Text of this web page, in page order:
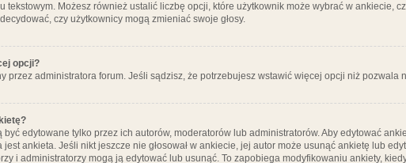
tekstowym. Możesz również ustalić liczbę opcji, które użytkownik może wybrać w ankiecie,
czy użytkownicy mogą zmieniać swoje głosy.
opcji?
przez administratora forum. Jeśli sądzisz, że potrzebujesz wstawić więcej opcji niż pozwala
być edytowane tylko przez ich autorów, moderatorów lub administratorów. Aby edytować
ankieta. Jeśli nikt jeszcze nie głosował w ankiecie, jej autor może usunąć ankietę lub
i administratorzy mogą ją edytować lub usunąć. To zapobiega modyfikowaniu ankiety,